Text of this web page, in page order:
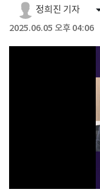
정희진 기자
2025.06.05 오후 04:06